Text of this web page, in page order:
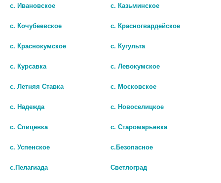
ПОБЕГИ 1,5 N20 Ф/ПАК
нет в наличии
с. Ивановское с. Казьминское
с. Кочубеевское с. Красногвардейское
с. Краснокумское с. Кугульта
с. Курсавка с. Левокумское
с. Летняя Ставка с. Московское
с. Надежда с. Новоселицкое
с. Спицевка с. Старомарьевка
с. Успенское с.Безопасное
с.Пелагиада Светлоград